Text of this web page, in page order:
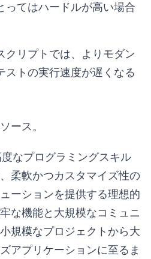
ってはハードルが高い場合
クリプトでは、よりモダン
ストの実行速度が遅くなる
ース。
なプログラミングスキル
柔軟かつカスタマイズ性の
ーションを提供する理想的
な機能と大規模なコミュニ
規模なプロジェクトから大
アプリケーションに至るま